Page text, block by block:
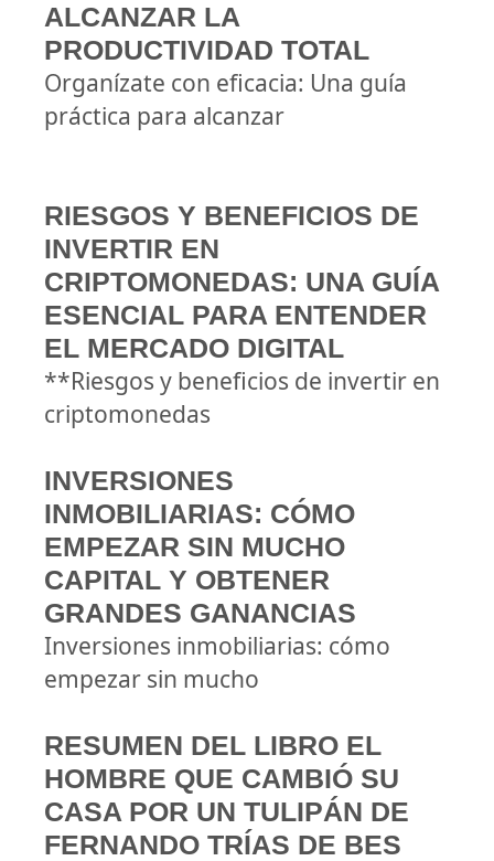
ALCANZAR LA
PRODUCTIVIDAD TOTAL
Organízate con eficacia: Una guía
práctica para alcanzar
RIESGOS Y BENEFICIOS DE
INVERTIR EN
CRIPTOMONEDAS: UNA GUÍA
ESENCIAL PARA ENTENDER
EL MERCADO DIGITAL
**Riesgos y beneficios de invertir en
criptomonedas
INVERSIONES
INMOBILIARIAS: CÓMO
EMPEZAR SIN MUCHO
CAPITAL Y OBTENER
GRANDES GANANCIAS
Inversiones inmobiliarias: cómo
empezar sin mucho
RESUMEN DEL LIBRO EL
HOMBRE QUE CAMBIÓ SU
CASA POR UN TULIPÁN DE
FERNANDO TRÍAS DE BES